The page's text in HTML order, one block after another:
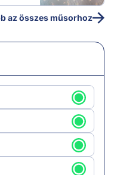
az összes műsorhoz